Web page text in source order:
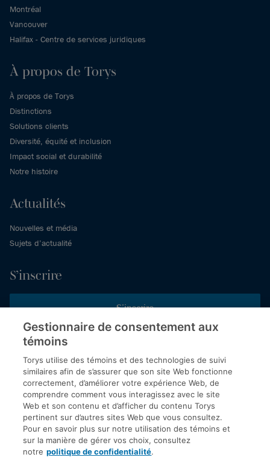
Montréal
Vancouver
Halifax - Centre de services juridiques
À propos de Torys
À propos de Torys
Distinctions
Solutions clients
Diversité, équité et inclusion
Impact social et durabilité
Notre histoire
Actualités
Nouvelles et média
Sujets d’actualité
S’inscrire
S’inscrire
Inscrivez-vous aux publications de Torys pour recevoir nos derniers
commentaires, notre calendrier de webinaires et d’événements et
plus encore.
© 2026 Société d'avocats Torys S.E.N.C.R.L. Tous droits
réservés.
Politique de protection des renseignements personnels
Droit d’auteur
Gestionnaire de consentement aux
témoins
Torys utilise des témoins et des technologies de suivi
similaires afin de s’assurer que son site Web fonctionne
correctement, d’améliorer votre expérience Web, de
comprendre comment vous interagissez avec le site
Web et son contenu et d’afficher du contenu Torys
pertinent sur d’autres sites Web que vous consultez.
Pour en savoir plus sur notre utilisation des témoins et
sur la manière de gérer vos choix, consultez
notre politique de confidentialité.